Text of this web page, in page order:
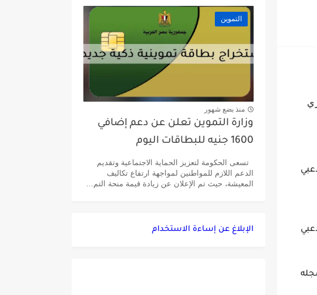
التموين
منذ بضع شهور
وزارة التموين تعلن عن دعم إضافي
1600 جنيه للبطاقات اليوم
تسعى الحكومة لتعزيز الحماية الاجتماعية وتقديم
الدعم اللازم للمواطنين لمواجهة ارتفاع تكاليف
المعيشة، حيث تم الإعلان عن زيادة قيمة منحة التم...
الإبلاغ عن إساءة الاستخدام